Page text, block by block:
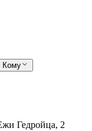
Кому
Гедройца, 2